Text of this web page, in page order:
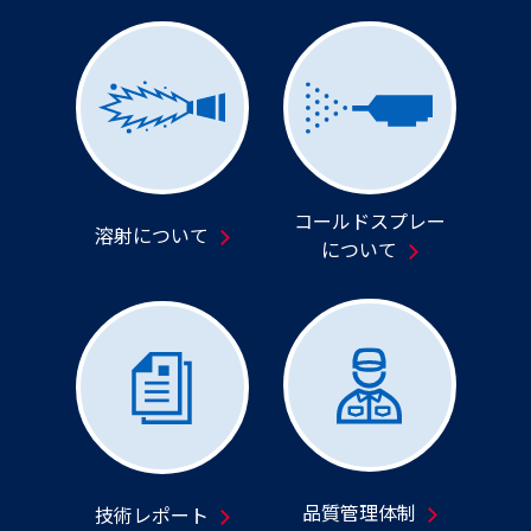
溶射について
コールドスプレー
について
技術レポート 品質管理体制